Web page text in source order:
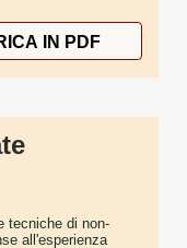
IN PDF
tecniche di non-
all'esperienza